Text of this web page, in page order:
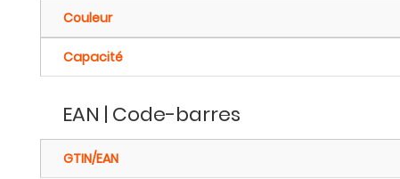
Couleur
Capacité
EAN | Code-barres
GTIN/EAN